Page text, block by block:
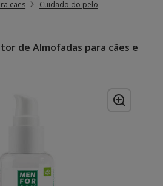
cães
Cuidado do pelo
de Almofadas para cães e